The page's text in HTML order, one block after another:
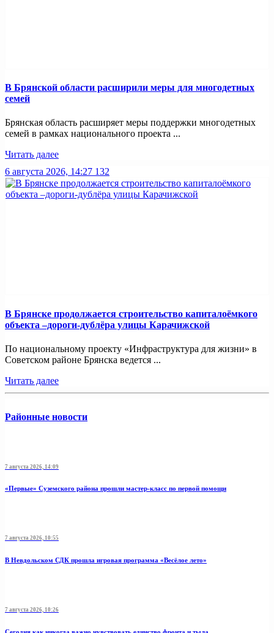
В Брянской области расширили меры для многодетных
семей
Брянская область расширяет меры поддержки многодетных
семей в рамках национального проекта ...
Читать далее
6 августа 2026, 14:27 132
В Брянске продолжается строительство капиталоёмкого
объекта –дороги-дублёра улицы Карачижской
По национальному проекту «Инфраструктура для жизни» в
Советском районе Брянска ведется ...
Читать далее
Районные новости
7 августа 2026, 14:09
«Первые» Суземского района прошли мастер-класс по первой помощи
7 августа 2026, 10:55
В Невдольском СДК прошла игровая программа «Весёлое лето»
7 августа 2026, 10:26